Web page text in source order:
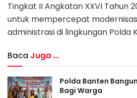
Tingkat II Angkatan XXVI Tahun
untuk mempercepat
administrasi di lingkungan Polda
Baca Juga ...
Polda Banten
Bagi Warga